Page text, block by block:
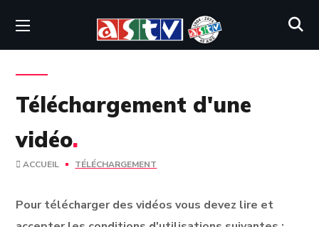
Téléchargement d'une
vidéo.
ACCUEIL TÉLÉCHARGEMENT
Pour télécharger des vidéos vous devez lire et